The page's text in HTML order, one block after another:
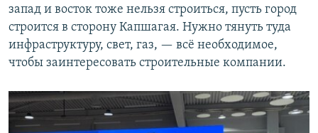
запад и восток тоже нельзя строиться, пусть город
строится в сторону Капшагая. Нужно тянуть туда
инфраструктуру, свет, газ, — всё необходимое,
чтобы заинтересовать строительные компании.